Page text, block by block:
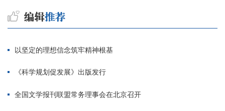
以坚定的理想信念筑牢精神根基
《科学规划促发展》出版发行
全国文学报刊联盟常务理事会在北京召开